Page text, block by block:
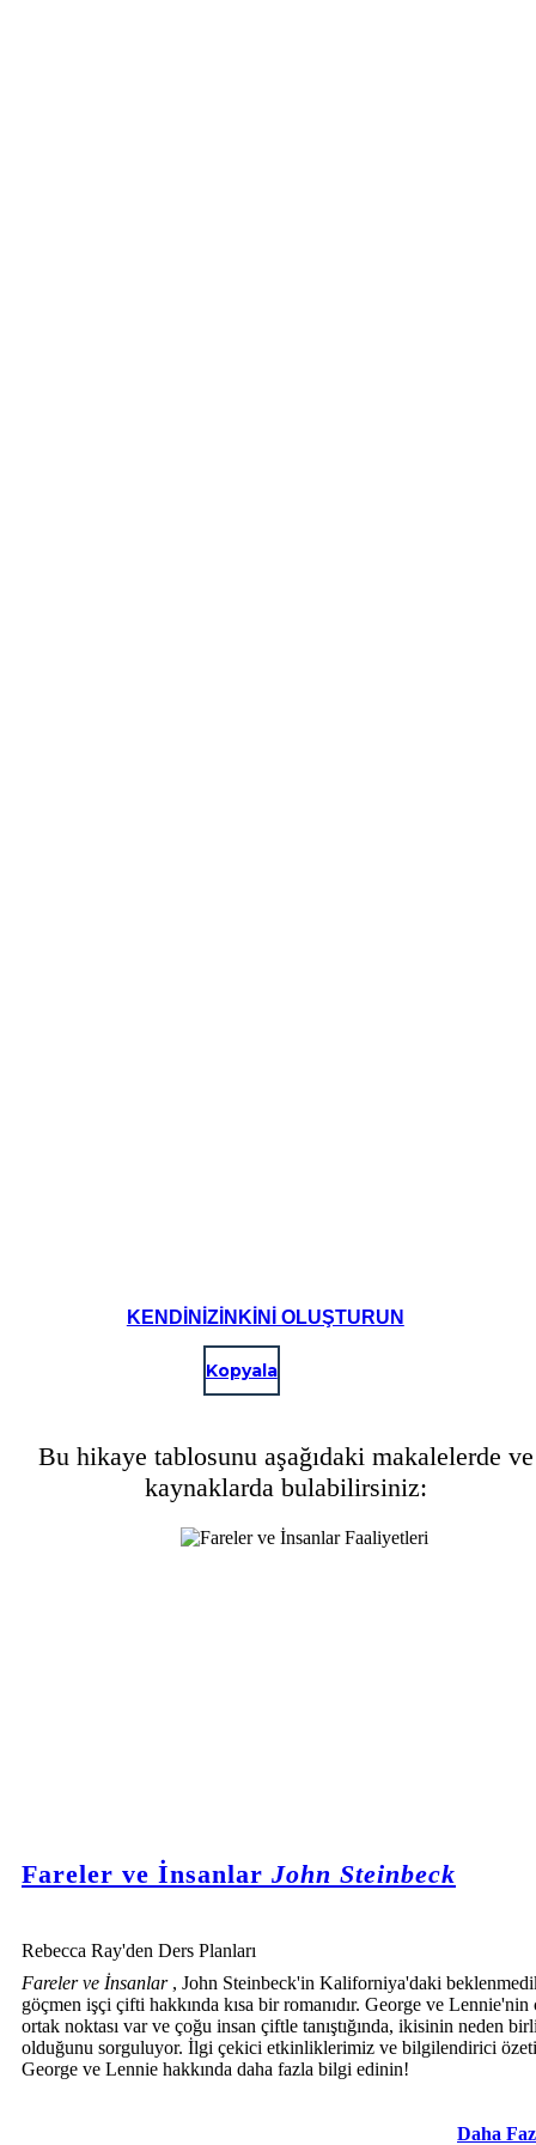
KENDINIZINKINI OLUŞTURUN
Kopyala
Bu hikaye tablosunu aşağıdaki makalelerde ve
kaynaklarda bulabilirsiniz:
Fareler ve İnsanlar John Steinbeck
Rebecca Ray'den Ders Planları
Fareler ve İnsanlar, John Steinbeck'in Kaliforniya'daki
göçmen işçi çifti hakkında kısa bir romanıdır. George ve Lennie'nin
ortak noktası var ve çoğu insan çiftle tanıştığında, ikisinin neden
olduğunu sorguluyor. İlgi çekici etkinliklerimiz ve bilgilendirici
George ve Lennie hakkında daha fazla bilgi edinin!
Daha